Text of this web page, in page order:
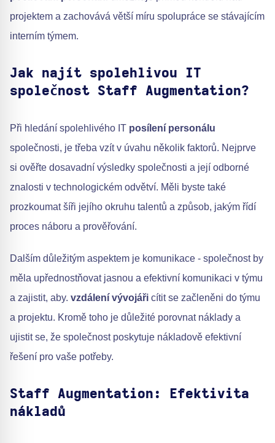
projektem a zachovává větší míru spolupráce se stávajícím
interním týmem.
Jak najít spolehlivou IT
společnost Staff Augmentation?
Při hledání spolehlivého IT posílení personálu
společnosti, je třeba vzít v úvahu několik faktorů. Nejprve
si ověřte dosavadní výsledky společnosti a její odborné
znalosti v technologickém odvětví. Měli byste také
prozkoumat šíři jejího okruhu talentů a způsob, jakým řídí
proces náboru a prověřování.
Dalším důležitým aspektem je komunikace - společnost by
měla upřednostňovat jasnou a efektivní komunikaci v týmu
a zajistit, aby. vzdálení vývojáři cítit se začleněni do týmu
a projektu. Kromě toho je důležité porovnat náklady a
ujistit se, že společnost poskytuje nákladově efektivní
řešení pro vaše potřeby.
Staff Augmentation: Efektivita
nákladů